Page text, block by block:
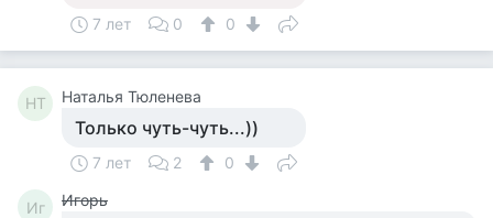
7 лет 0 0
НТ Наталья Тюленева
Только чуть-чуть...))
7 лет 2 0
Иг Игорь